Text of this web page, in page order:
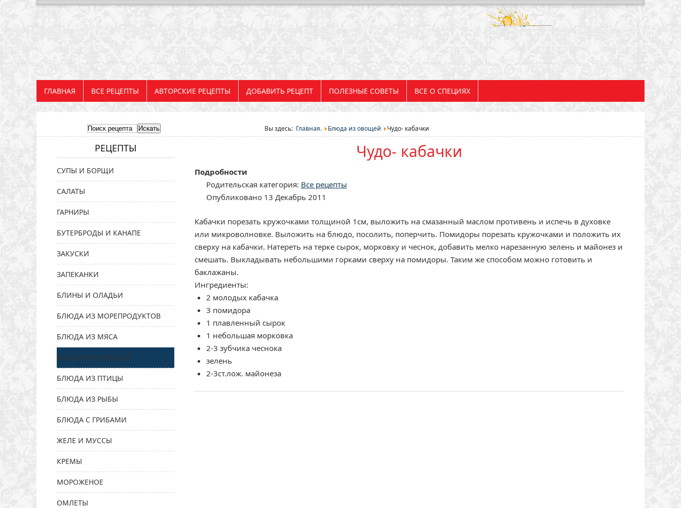
ГЛАВНАЯ ВСЕ РЕЦЕПТЫ АВТОРСКИЕ РЕЦЕПТЫ ДОБАВИТЬ РЕЦЕПТ ПОЛЕЗНЫЕ СОВЕТЫ ВСЕ О СПЕЦИЯХ
Вы здесь: Главная. Блюда из овощей Чудо- кабачки
РЕЦЕПТЫ
СУПЫ И БОРЩИ
САЛАТЫ
ГАРНИРЫ
БУТЕРБРОДЫ И КАНАПЕ
ЗАКУСКИ
ЗАПЕКАНКИ
БЛИНЫ И ОЛАДЬИ
БЛЮДА ИЗ МОРЕПРОДУКТОВ
БЛЮДА ИЗ МЯСА
БЛЮДА ИЗ ОВОЩЕЙ
БЛЮДА ИЗ ПТИЦЫ
БЛЮДА ИЗ РЫБЫ
БЛЮДА С ГРИБАМИ
ЖЕЛЕ И МУССЫ
КРЕМЫ
МОРОЖЕНОЕ
ОМЛЕТЫ
Чудо- кабачки
Подробности
Родительская категория: Все рецепты
Опубликовано 13 Декабрь 2011
Кабачки порезать кружочками толщиной 1см, выложить на смазанный маслом противень и испечь в духовке
или микроволновке. Выложить на блюдо, посолить, поперчить. Помидоры порезать кружочками и положить их
сверху на кабачки. Натереть на терке сырок, морковку и чеснок, добавить мелко нарезанную зелень и майонез и
смешать. Выкладывать небольшими горками сверху на помидоры. Таким же способом можно готовить и
баклажаны.
Ингредиенты:
2 молодых кабачка
3 помидора
1 плавленный сырок
1 небольшая морковка
2-3 зубчика чеснока
зелень
2-3ст.лож. майонеза